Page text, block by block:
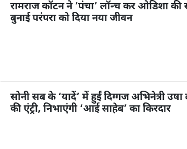
रामराज कॉटन ने ‘पंचा’ लॉन्च कर ओडिशा की
बुनाई परंपरा को दिया नया जीवन
सोनी सब के ‘यादें’ में हुईं दिग्गज अभिनेत्री उषा
की एंट्री, निभाएंगी ‘आई साहेब’ का किरदार